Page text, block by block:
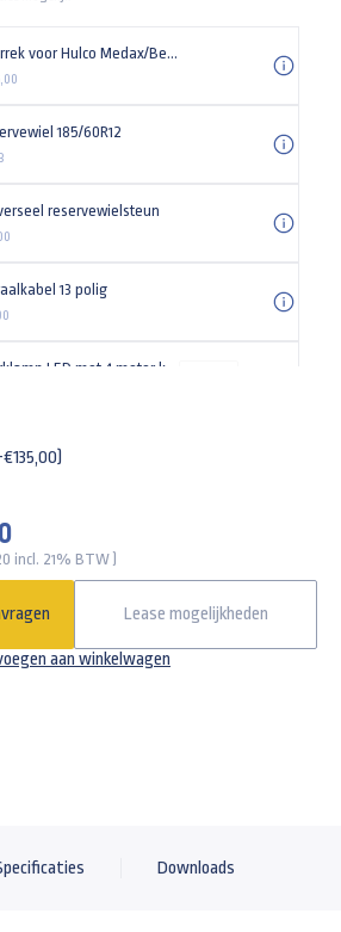
Voorrek voor Hulco Medax/Benax 203cm (breedte) plateauwagen / kipper
185/60R12
reservewielsteun
13 polig
405x200cm
400x200cm
- +
incl. 21% BTW )
Lease mogelijkheden
aan winkelwagen
Downloads